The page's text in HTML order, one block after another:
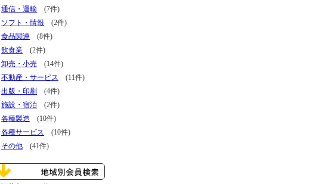
通信・運輸 (7件)
ソフト・情報 (2件)
食品関連 (8件)
飲食業 (2件)
卸売・小売 (14件)
不動産・サービス (11件)
出版・印刷
(4件)
施設・宿泊 (2件)
各種製造 (10件)
各種サービス (10件)
その他 (41件)